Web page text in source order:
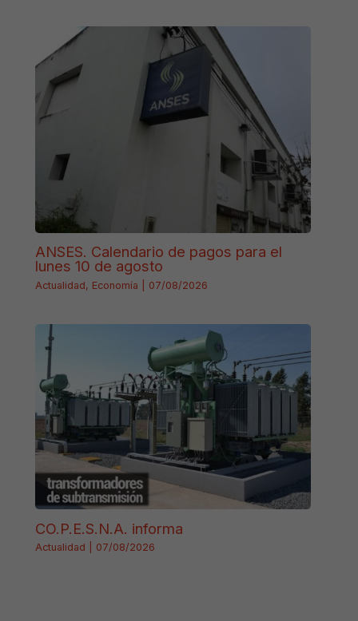
ANSES. Calendario de pagos para el
lunes 10 de agosto
Actualidad, Economía 07/08/2026
CO.P.E.S.N.A. informa
Actualidad 07/08/2026